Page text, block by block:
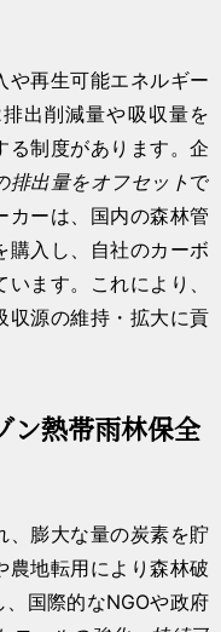
や再生可能エネルギー
出削減量や吸収量を
る制度があります。企
排出量をオフセットで
カーは、国内の森林管
入し、自社のカーボ
ます。これにより、
収源の維持・拡大に貢
ン熱帯雨林保全
、膨大な量の炭素を貯
農地転用により森林破
国際的なNGOや政府